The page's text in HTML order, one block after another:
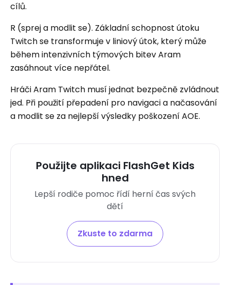
cílů.
R (sprej a modlit se). Základní schopnost útoku
Twitch se transformuje v liniový útok, který může
během intenzivních týmových bitev Aram
zasáhnout více nepřátel.
Hráči Aram Twitch musí jednat bezpečně zvládnout
jed. Při použití přepadení pro navigaci a načasování
a modlit se za nejlepší výsledky poškození AOE.
Použijte aplikaci FlashGet Kids
hned
Lepší rodiče pomoc řídí herní čas svých
dětí
Zkuste to zdarma